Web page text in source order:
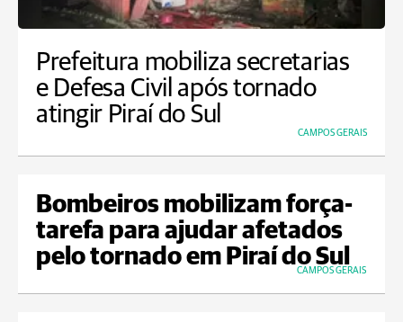
Prefeitura mobiliza secretarias
e Defesa Civil após tornado
atingir Piraí do Sul
CAMPOS GERAIS
Bombeiros mobilizam força-
tarefa para ajudar afetados
pelo tornado em Piraí do Sul
CAMPOS GERAIS